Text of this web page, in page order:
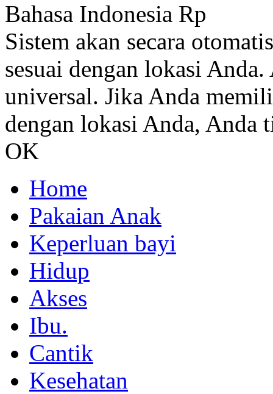
Bahasa Indonesia Rp
Sistem akan secara
sesuai dengan lokasi
universal. Jika Anda
dengan lokasi Anda, Anda
OK
Home
Pakaian Anak
Keperluan bayi
Hidup
Akses
Ibu.
Cantik
Kesehatan